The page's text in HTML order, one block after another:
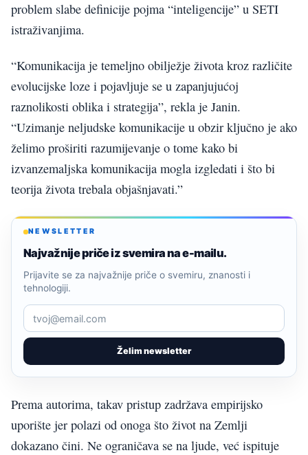
problem slabe definicije pojma “inteligencije” u SETI
istraživanjima.
“Komunikacija je temeljno obilježje života kroz različite
evolucijske loze i pojavljuje se u zapanjujućoj
raznolikosti oblika i strategija”, rekla je Janin.
“Uzimanje neljudske komunikacije u obzir ključno je ako
želimo proširiti razumijevanje o tome kako bi
izvanzemaljska komunikacija mogla izgledati i što bi
teorija života trebala objašnjavati.”
NEWSLETTER
Najvažnije priče iz svemira na e-mailu.
Želim newsletter
Prijavite se za najvažnije priče o svemiru, znanosti i
tehnologiji.
Prema autorima, takav pristup zadržava empirijsko
uporište jer polazi od onoga što život na Zemlji
dokazano čini. Ne ograničava se na ljude, već ispituje